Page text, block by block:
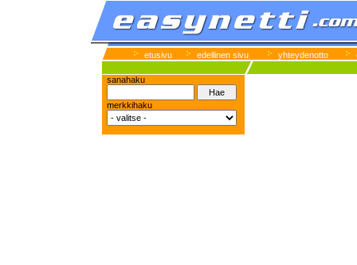
etusivu edellinen sivu yhteydenotto
sanahaku
merkkihaku